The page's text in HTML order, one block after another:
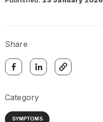
Share
Category
SYMPTOMS